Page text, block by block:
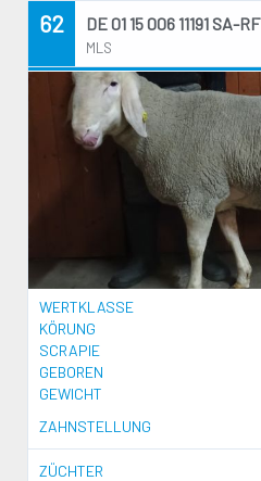
62 DE 01 15 006 11191 SA-RF
MLS
WERTKLASSE
KÖRUNG
SCRAPIE
GEBOREN
GEWICHT
ZAHNSTELLUNG
ZÜCHTER